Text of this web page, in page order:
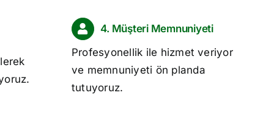
4. Müşteri Memnuniyeti
Profesyonellik ile hizmet veriyor
ve memnuniyeti ön planda
tutuyoruz.